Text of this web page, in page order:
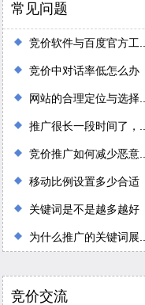
常见问题
竞价软件与百度官方工...
竞价中对话率低怎么办
网站的合理定位与选择...
推广很长一段时间了，...
竞价推广如何减少恶意...
移动比例设置多少合适
关键词是不是越多越好
为什么推广的关键词展...
竞价交流